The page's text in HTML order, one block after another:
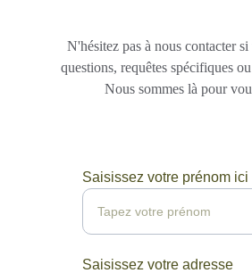
Saisissez votre prénom ici
Saisissez votre adresse
N'hésitez pas à nous contacter
questions, requêtes spécifiques
Nous sommes là pour